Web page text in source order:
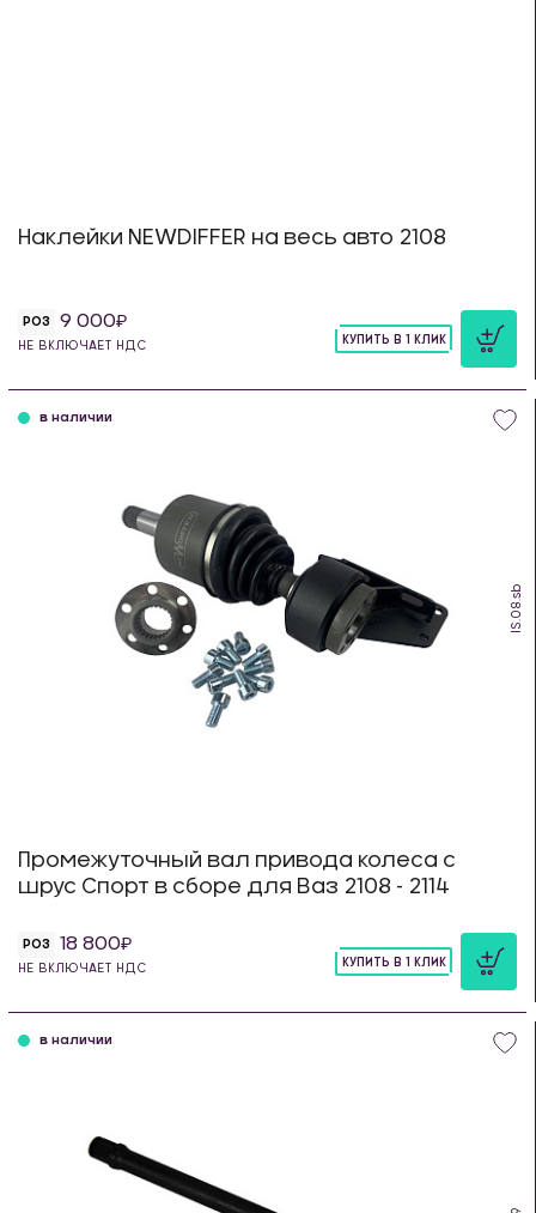
Наклейки NEWDIFFER на весь авто 2108
РОЗ 9 000
НЕ ВКЛЮЧАЕТ НДС
КУПИТЬ В 1 КЛИК
IS.08.sb
в наличии
Промежуточный вал привода колеса с
шрус Спорт в сборе для Ваз 2108 - 2114
РОЗ 18 800
НЕ ВКЛЮЧАЕТ НДС
КУПИТЬ В 1 КЛИК
в наличии